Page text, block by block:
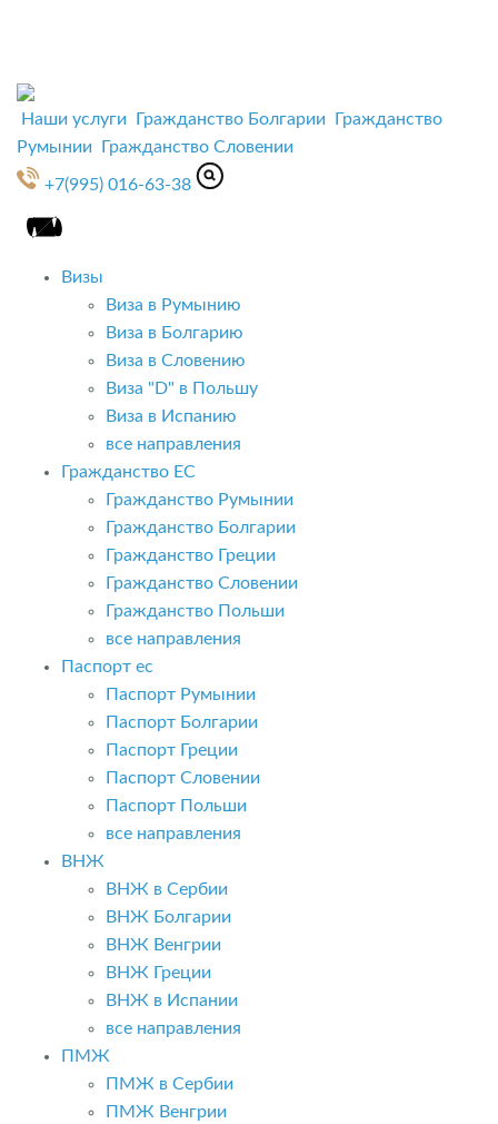
Наши услуги Гражданство Болгарии
Гражданство
Румынии
Гражданство Словении
+7(995) 016-63-38
Визы
Виза в Румынию
Виза в Болгарию
Виза в Словению
Виза "D" в Польшу
Виза в Испанию
все направления
Гражданство ЕС
Гражданство Румынии
Гражданство Болгарии
Гражданство Греции
Гражданство Словении
Гражданство Польши
все направления
Паспорт ес
Паспорт Румынии
Паспорт Болгарии
Паспорт Греции
Паспорт Словении
Паспорт Польши
все направления
ВНЖ
ВНЖ в Сербии
ВНЖ Болгарии
ВНЖ Венгрии
ВНЖ Греции
ВНЖ в Испании
все направления
ПМЖ
ПМЖ в Сербии
ПМЖ Венгрии